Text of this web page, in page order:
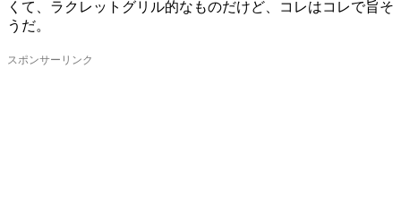
くて、ラクレットグリル的なものだけど、コレはコレで旨そ
うだ。